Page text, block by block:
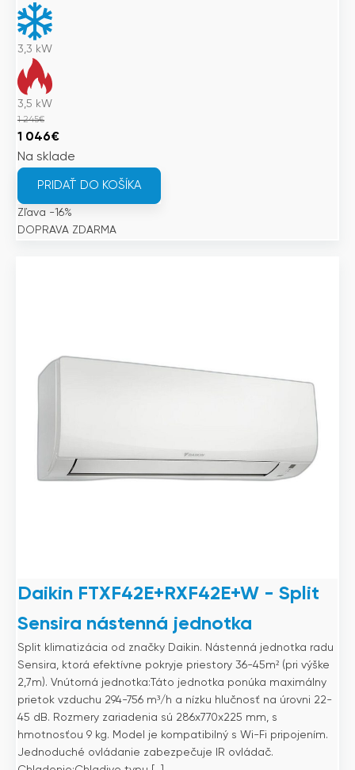
3,3 kW
3,5 kW
1 245€
Pôvodná
cena
bola:
1
245€.
1 046€Aktuálna
cena
je:
046€.
Na sklade
PRIDAŤ DO KOŠÍKA
Zľava -16%
DOPRAVA ZDARMA
Daikin FTXF42E+RXF42E+W - Split
Sensira nástenná jednotka
Split klimatizácia od značky Daikin. Nástenná jednotka radu
Sensira, ktorá efektívne pokryje priestory 36-45m² (pri výške
2,7m). Vnútorná jednotka:Táto jednotka ponúka maximálny
prietok vzduchu 294-756 m³/h a nízku hlučnosť na úrovni 22-
45 dB. Rozmery zariadenia sú 286x770x225 mm, s
hmotnosťou 9 kg. Model je kompatibilný s Wi-Fi pripojením.
Jednoduché ovládanie zabezpečuje IR ovládač.